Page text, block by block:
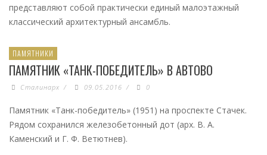
представляют собой практически единый малоэтажный
классический архитектурный ансамбль.
ПАМЯТНИКИ
ПАМЯТНИК «ТАНК-ПОБЕДИТЕЛЬ» В АВТОВО
Сталинарх / 09.05.2016 / 0
Памятник «Танк-победитель» (1951) на проспекте Стачек.
Рядом сохранился железобетонный дот (арх. В. А.
Каменский и Г. Ф. Ветютнев).